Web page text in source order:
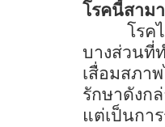
โรคนี้สาม
โรค
บางส่วนที่
เสื่อมสภา
รักษาดังก
แต่เป็นกา